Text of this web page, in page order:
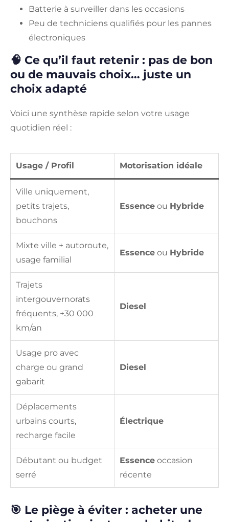
Batterie à surveiller dans les occasions
Peu de techniciens qualifiés pour les pannes
électroniques
🧠 Ce qu’il faut retenir : pas de bon
ou de mauvais choix… juste un
choix adapté
Voici une synthèse rapide selon votre usage
quotidien réel :
Usage / Profil Motorisation idéale
Ville uniquement,
petits trajets,
bouchons
Essence ou Hybride
Mixte ville + autoroute,
usage familial
Essence ou Hybride
Trajets
intergouvernorats
fréquents, +30 000
km/an
Diesel
Usage pro avec
charge ou grand
gabarit
Diesel
Déplacements
urbains courts,
recharge facile
Électrique
Débutant ou budget
serré
Essence occasion
récente
🎯 Le piège à éviter : acheter une